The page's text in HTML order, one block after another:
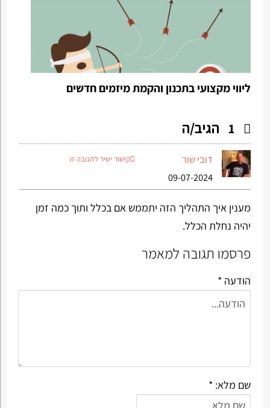
ליווי מקצועי בתכנון והקמת מיזמים חדשים
1 הגיב/ה
דובי שור
09-07-2024
קישור ישיר לתגובה זו
מענין איך התהליך הזה יתממש אם בכלל ותוך כמה זמן
יהיה נחלת הכלל.
פרסמו תגובה למאמר
הודעה *
שם מלא: *